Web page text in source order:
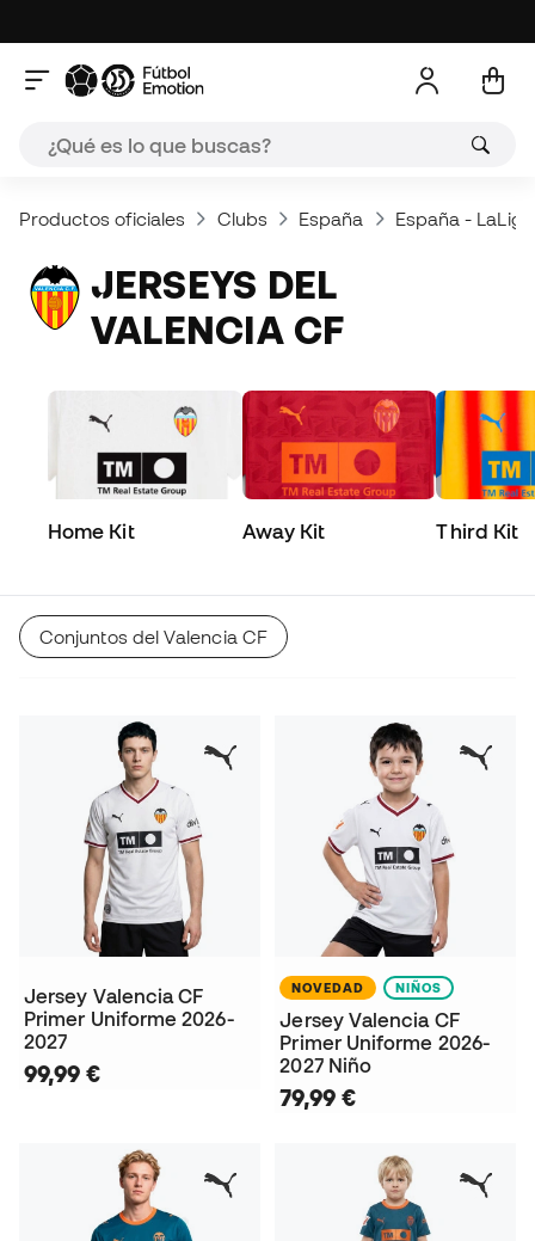
Productos oficiales Clubs España España -
JERSEYS DEL
VALENCIA CF
Home Kit Away Kit Third Kit
Conjuntos del Valencia CF
Jersey Valencia CF
Primer Uniforme 2026-
2027
99,99 €
NOVEDAD NIÑOS
Jersey Valencia CF
Primer Uniforme 2026-
2027 Niño
79,99 €